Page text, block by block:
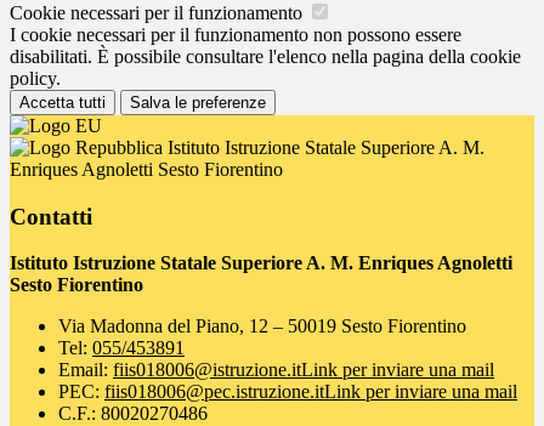
Cookie necessari per il funzionamento
I cookie necessari per il funzionamento non possono essere
disabilitati. È possibile consultare l'elenco nella pagina della cookie
policy.
Accetta tutti Salva le preferenze
Istituto Istruzione Statale Superiore A. M.
Enriques Agnoletti Sesto Fiorentino
Contatti
Istituto Istruzione Statale Superiore A. M. Enriques Agnoletti
Sesto Fiorentino
Via Madonna del Piano, 12 – 50019 Sesto Fiorentino
Tel: 055/453891
Email: fiis018006@istruzione.itLink per inviare una mail
PEC: fiis018006@pec.istruzione.itLink per inviare una mail
C.F.: 80020270486